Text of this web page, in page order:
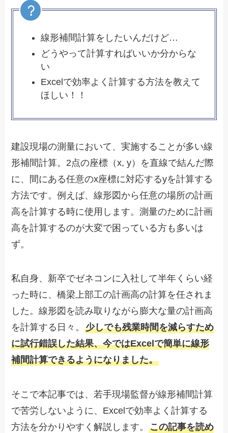
線形補間計算をしたいんだけど…
どうやって計算すればいいか分からな
い
Excelで効率よく計算する方法を教えて
ほしい！！
建設現場の測量において、実施することが多い線
形補間計算。2点の座標（x, y）を直線で結んだ際
に、間にある任意のx座標に対応するyを計算する
方法です。例えば、線形図から任意の場所の計画
高を計算する時に使用します。測量のために計画
高を計算するのが大変で困っている方も多いは
ず。
私自身、新卒でゼネコンに入社して半年くらい経
った時に、橋梁上部工の計画高の計算を任されま
した。線形図を読み取りながら膨大な量の計画高
を計算する日々。少しでも残業時間を減らすため
に試行錯誤した結果、今ではExcelで簡単に線形
補間計算できるようになりました。
そこで本記事では、若手現場監督が線形補間計算
で苦労しないように、Excelで効率よく計算する
方法を分かりやすく解説します。この記事を読め